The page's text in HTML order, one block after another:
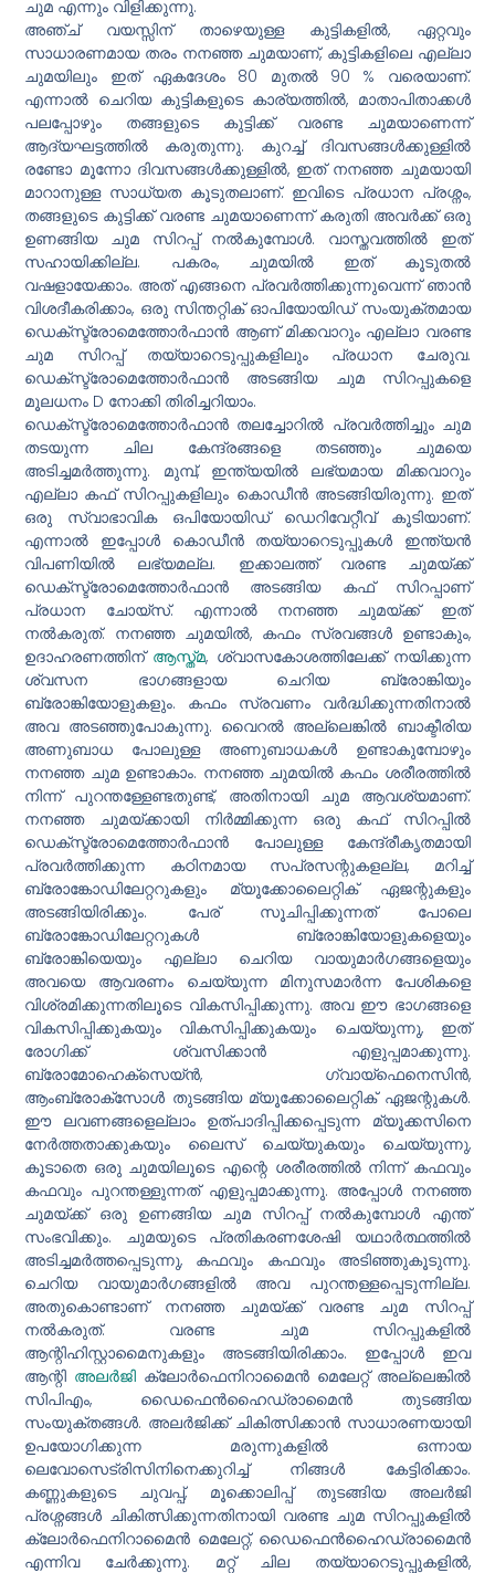
ചുമ എന്നും വിളിക്കുന്നു.
അഞ്ച് വയസ്സിന് താഴെയുള്ള കുട്ടികളിൽ, ഏറ്റവും
സാധാരണമായ തരം നനഞ്ഞ ചുമയാണ്, കുട്ടികളിലെ എല്ലാ
ചുമയിലും ഇത് ഏകദേശം 80 മുതൽ 90 % വരെയാണ്.
എന്നാൽ ചെറിയ കുട്ടികളുടെ കാര്യത്തിൽ, മാതാപിതാക്കൾ
പലപ്പോഴും തങ്ങളുടെ കുട്ടിക്ക് വരണ്ട ചുമയാണെന്ന്
ആദ്യഘട്ടത്തിൽ കരുതുന്നു. കുറച്ച് ദിവസങ്ങൾക്കുള്ളിൽ
രണ്ടോ മൂന്നോ ദിവസങ്ങൾക്കുള്ളിൽ, ഇത് നനഞ്ഞ ചുമയായി
മാറാനുള്ള സാധ്യത കൂടുതലാണ്. ഇവിടെ പ്രധാന പ്രശ്നം,
തങ്ങളുടെ കുട്ടിക്ക് വരണ്ട ചുമയാണെന്ന് കരുതി അവർക്ക് ഒരു
ഉണങ്ങിയ ചുമ സിറപ്പ് നൽകുമ്പോൾ. വാസ്തവത്തിൽ ഇത്
സഹായിക്കില്ല. പകരം, ചുമയിൽ ഇത് കൂടുതൽ
വഷളായേക്കാം. അത് എങ്ങനെ പ്രവർത്തിക്കുന്നുവെന്ന് ഞാൻ
വിശദീകരിക്കാം, ഒരു സിന്തറ്റിക് ഓപിയോയിഡ് സംയുക്തമായ
ഡെക്സ്ട്രോമെത്തോർഫാൻ ആണ് മിക്കവാറും എല്ലാ വരണ്ട
ചുമ സിറപ്പ് തയ്യാറെടുപ്പുകളിലും പ്രധാന ചേരുവ.
ഡെക്സ്ട്രോമെത്തോർഫാൻ അടങ്ങിയ ചുമ സിറപ്പുകളെ
മൂലധനം D നോക്കി തിരിച്ചറിയാം.
ഡെക്‌സ്ട്രോമെത്തോർഫാൻ തലച്ചോറിൽ പ്രവർത്തിച്ചും ചുമ
തടയുന്ന ചില കേന്ദ്രങ്ങളെ തടഞ്ഞും ചുമയെ
അടിച്ചമർത്തുന്നു. മുമ്പ്, ഇന്ത്യയിൽ ലഭ്യമായ മിക്കവാറും
എല്ലാ കഫ് സിറപ്പുകളിലും കൊഡീൻ അടങ്ങിയിരുന്നു. ഇത്
ഒരു സ്വാഭാവിക ഒപിയോയിഡ് ഡെറിവേറ്റീവ് കൂടിയാണ്.
എന്നാൽ ഇപ്പോൾ കൊഡീൻ തയ്യാറെടുപ്പുകൾ ഇന്ത്യൻ
വിപണിയിൽ ലഭ്യമല്ല. ഇക്കാലത്ത് വരണ്ട ചുമയ്ക്ക്
ഡെക്‌സ്ട്രോമെത്തോർഫാൻ അടങ്ങിയ കഫ് സിറപ്പാണ്
പ്രധാന ചോയ്‌സ്. എന്നാൽ നനഞ്ഞ ചുമയ്ക്ക് ഇത്
നൽകരുത്. നനഞ്ഞ ചുമയിൽ, കഫം സ്രവങ്ങൾ ഉണ്ടാകും,
ഉദാഹരണത്തിന് ആസ്ത്മ, ശ്വാസകോശത്തിലേക്ക് നയിക്കുന്ന
ശ്വസന ഭാഗങ്ങളായ ചെറിയ ബ്രോങ്കിയും
ബ്രോങ്കിയോളുകളും. കഫം സ്രവണം വർദ്ധിക്കുന്നതിനാൽ
അവ അടഞ്ഞുപോകുന്നു. വൈറൽ അല്ലെങ്കിൽ ബാക്ടീരിയ
അണുബാധ പോലുള്ള അണുബാധകൾ ഉണ്ടാകുമ്പോഴും
നനഞ്ഞ ചുമ ഉണ്ടാകാം. നനഞ്ഞ ചുമയിൽ കഫം ശരീരത്തിൽ
നിന്ന് പുറന്തള്ളേണ്ടതുണ്ട്, അതിനായി ചുമ ആവശ്യമാണ്.
നനഞ്ഞ ചുമയ്ക്കായി നിർമ്മിക്കുന്ന ഒരു കഫ് സിറപ്പിൽ
ഡെക്സ്ട്രോമെത്തോർഫാൻ പോലുള്ള കേന്ദ്രീകൃതമായി
പ്രവർത്തിക്കുന്ന കഠിനമായ സപ്രസന്റുകളല്ല, മറിച്ച്
ബ്രോങ്കോഡിലേറ്ററുകളും മ്യൂക്കോലൈറ്റിക് ഏജന്റുകളും
അടങ്ങിയിരിക്കും. പേര് സൂചിപ്പിക്കുന്നത് പോലെ
ബ്രോങ്കോഡിലേറ്ററുകൾ ബ്രോങ്കിയോളുകളെയും
ബ്രോങ്കിയെയും എല്ലാ ചെറിയ വായുമാർഗങ്ങളെയും
അവയെ ആവരണം ചെയ്യുന്ന മിനുസമാർന്ന പേശികളെ
വിശ്രമിക്കുന്നതിലൂടെ വികസിപ്പിക്കുന്നു. അവ ഈ ഭാഗങ്ങളെ
വികസിപ്പിക്കുകയും വികസിപ്പിക്കുകയും ചെയ്യുന്നു, ഇത്
രോഗിക്ക് ശ്വസിക്കാൻ എളുപ്പമാക്കുന്നു.
ബ്രോമോഹെക്സെയ്ൻ, ഗ്വായ്‌ഫെനെസിൻ,
ആംബ്രോക്സോൾ തുടങ്ങിയ മ്യൂക്കോലൈറ്റിക് ഏജന്റുകൾ.
ഈ ലവണങ്ങളെല്ലാം ഉത്പാദിപ്പിക്കപ്പെടുന്ന മ്യൂക്കസിനെ
നേർത്തതാക്കുകയും ലൈസ് ചെയ്യുകയും ചെയ്യുന്നു,
കൂടാതെ ഒരു ചുമയിലൂടെ എന്റെ ശരീരത്തിൽ നിന്ന് കഫവും
കഫവും പുറന്തള്ളുന്നത് എളുപ്പമാക്കുന്നു. അപ്പോൾ നനഞ്ഞ
ചുമയ്ക്ക് ഒരു ഉണങ്ങിയ ചുമ സിറപ്പ് നൽകുമ്പോൾ എന്ത്
സംഭവിക്കും. ചുമയുടെ പ്രതികരണശേഷി യഥാർത്ഥത്തിൽ
അടിച്ചമർത്തപ്പെടുന്നു, കഫവും കഫവും അടിഞ്ഞുകൂടുന്നു.
ചെറിയ വായുമാർഗങ്ങളിൽ അവ പുറന്തള്ളപ്പെടുന്നില്ല.
അതുകൊണ്ടാണ് നനഞ്ഞ ചുമയ്ക്ക് വരണ്ട ചുമ സിറപ്പ്
നൽകരുത്. വരണ്ട ചുമ സിറപ്പുകളിൽ
ആന്റിഹിസ്റ്റാമൈനുകളും അടങ്ങിയിരിക്കാം. ഇപ്പോൾ ഇവ
ആന്റി അലർജി ക്ലോർഫെനിറാമൈൻ മെലേറ്റ് അല്ലെങ്കിൽ
സി‌പി‌എം, ഡൈഫെൻഹൈഡ്രാമൈൻ തുടങ്ങിയ
സംയുക്തങ്ങൾ. അലർജിക്ക് ചികിത്സിക്കാൻ സാധാരണയായി
ഉപയോഗിക്കുന്ന മരുന്നുകളിൽ ഒന്നായ
ലെവോസെട്രിസിനിനെക്കുറിച്ച് നിങ്ങൾ കേട്ടിരിക്കാം.
കണ്ണുകളുടെ ചുവപ്പ്, മൂക്കൊലിപ്പ് തുടങ്ങിയ അലർജി
പ്രശ്നങ്ങൾ ചികിത്സിക്കുന്നതിനായി വരണ്ട ചുമ സിറപ്പുകളിൽ
ക്ലോർഫെനിറാമൈൻ മെലേറ്റ്, ഡൈഫെൻഹൈഡ്രാമൈൻ
എന്നിവ ചേർക്കുന്നു. മറ്റ് ചില തയ്യാറെടുപ്പുകളിൽ,